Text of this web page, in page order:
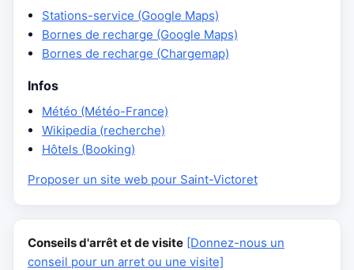
Stations-service (Google Maps)
Bornes de recharge (Google Maps)
Bornes de recharge (Chargemap)
Infos
Météo (Météo-France)
Wikipedia (recherche)
Hôtels (Booking)
Proposer un site web pour Saint-Victoret
Conseils d'arrêt et de visite [Donnez-nous un
conseil pour un arret ou une visite]